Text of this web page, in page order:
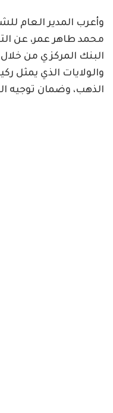
وأعرب المدير العام
محمد طاهر عمر، عن
البنك المركزي من
والولايات الذي يمثل
الذهب، وضمان توجيه